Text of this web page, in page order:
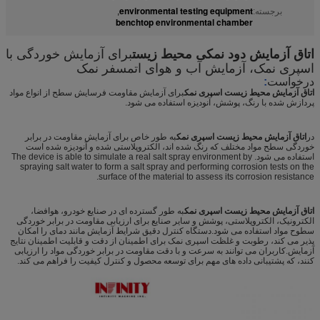
برجسته:environmental testing equipment
,
benchtop environmental chamber
اتاق آزمایش دود نمکی محیط زیستبرای آزمایش خوردگی با
اسپری نمک، آزمایش آب و هوای اتمسفر نمک
درخواست:
اتاق آزمایش محیط زیست اسپری نمکبرای آزمایش مقاومت فرسایش سطح از انواع مواد
پردازش شده با رنگ، پوشش، آنودیزه استفاده می شود.
در اتاق آزمایش محیط زیست اسپری نمکبه طور خاص برای آزمایش مقاومت در برابر
خوردگی سطح مواد مختلف که رنگ شده اند، الکتروپلاستی شده و آنودیزه شده است
استفاده می شود. The device is able to simulate a real salt spray environment by
spraying salt water to form a salt spray and performing corrosion tests on the
surface of the material to assess its corrosion resistance.
اتاق آزمایش محیط زیست اسپری نمکبه طور گسترده ای در صنایع خودرو، هوافضا،
الکترونیک، الکتروپلاستی، پوشش و سایر صنایع برای ارزیابی مقاومت در برابر خوردگی
سطوح مواد استفاده می شود.دستگاه کنترل دقیق شرایط آزمایش مانند دمای را امکان
پذیر می کند، رطوبت و غلظت اسپری نمک برای اطمینان از دقت و قابلیت اطمینان نتایج
آزمایش.کاربران می توانند به سرعت و با دقت مقاومت در برابر خوردگی مواد را ارزیابی
کنند، که پشتیبانی داده های مهم برای توسعه محصول و کنترل کیفیت را فراهم می کند.